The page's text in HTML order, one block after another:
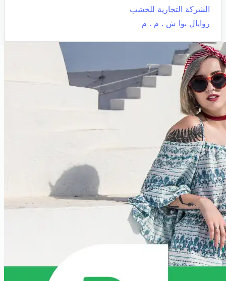
الشركة التجارية للخشب
روايال بوا ش . م . م